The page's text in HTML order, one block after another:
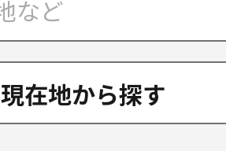
現在地から探す